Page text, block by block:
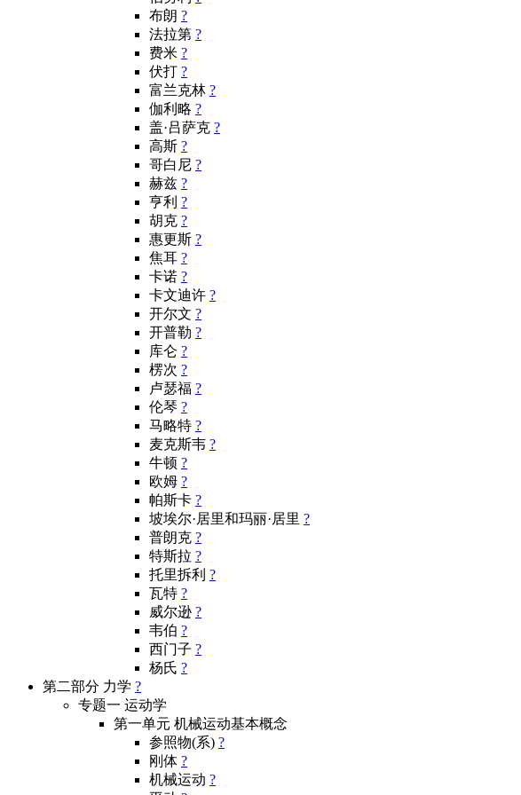
布朗 ?
法拉第 ?
费米 ?
伏打 ?
富兰克林 ?
伽利略 ?
盖·吕萨克 ?
高斯 ?
哥白尼 ?
赫兹 ?
亨利 ?
胡克 ?
惠更斯 ?
焦耳 ?
卡诺 ?
卡文迪许 ?
开尔文 ?
开普勒 ?
库仑 ?
楞次 ?
卢瑟福 ?
伦琴 ?
马略特 ?
麦克斯韦 ?
牛顿 ?
欧姆 ?
帕斯卡 ?
坡埃尔·居里和玛丽·居里 ?
普朗克 ?
特斯拉 ?
托里拆利 ?
瓦特 ?
威尔逊 ?
韦伯 ?
西门子 ?
杨氏 ?
第二部分 力学 ?
专题一 运动学
第一单元 机械运动基本概念
参照物(系) ?
刚体 ?
机械运动 ?